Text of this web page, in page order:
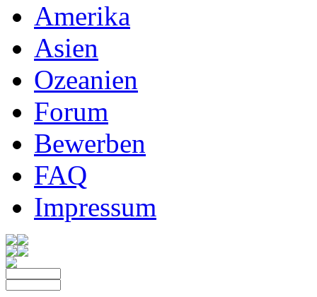
Amerika
Asien
Ozeanien
Forum
Bewerben
FAQ
Impressum